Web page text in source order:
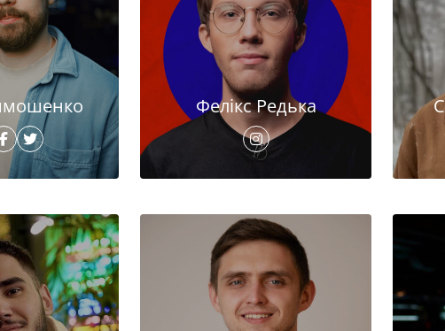
Фелікс Редька